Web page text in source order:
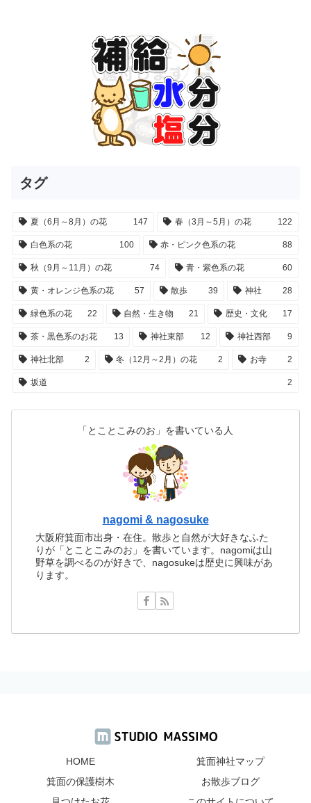
タグ
夏（6月～8月）の花 147 春（3月～5月）の花 122
白色系の花 100 赤・ピンク色系の花 88
秋（9月～11月）の花 74 青・紫色系の花 60
黄・オレンジ色系の花 57 散歩 39 神社 28
緑色系の花 22 自然・生き物 21 歴史・文化 17
茶・黒色系のお花 13 神社東部 12 神社西部 9
神社北部 2 冬（12月～2月）の花 2 お寺 2
坂道 2
「とことこみのお」を書いている人
nagomi & nagosuke
大阪府箕面市出身・在住。散歩と自然が大好きなふた
りが「とことこみのお」を書いています。nagomiは山
野草を調べるのが好きで、nagosukeは歴史に興味があ
ります。
HOME
箕面神社マップ
箕面の保護樹木
お散歩ブログ